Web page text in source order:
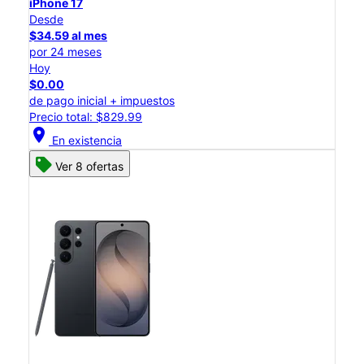
iPhone 17
Desde
$34.59 al mes
por 24 meses
Hoy
$0.00
de pago inicial + impuestos
Precio total: $829.99
location_on En existencia
Ver 8 ofertas